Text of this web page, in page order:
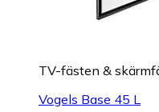
TV-fästen &
Vogels Base 45 L